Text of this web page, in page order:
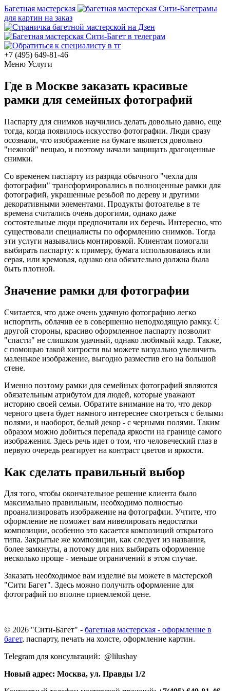
Багетная мастерская
рамы
для картин на заказ
+7 (495) 649-81-46
Меню Услуги
Где в Москве заказать красивые
рамки для семейных фотографий
Паспарту для снимков научились делать довольно давно, еще
тогда, когда появилось искусство фотографии. Люди сразу
осознали, что изображение на бумаге является довольно
"нежной" вещью, и поэтому начали защищать драгоценные
снимки.
Со временем паспарту из разряда обычного "чехла для
фотографии" трансформировались в полноценные рамки для
фотографий, украшенные резьбой по дереву и другими
декоративными элементами. Продукты фотоателье в те
времена считались очень дорогими, однако даже
состоятельные люди предпочитали их беречь. Интересно, что
существовали специалисты по оформлению снимков. Тогда
эти услуги назывались монтировкой. Клиентам помогали
выбирать паспарту: к примеру, бумага использовалась или
серая, или кремовая, однако она обязательно должна была
быть плотной.
Значение рамки для фотографии
Считается, что даже очень удачную фотографию легко
испортить, облачив ее в совершенно неподходящую рамку. С
другой стороны, красиво оформленное паспарту позволит
"спасти" не слишком удачный, однако любимый кадр. Также,
с помощью такой хитрости вы можете визуально увеличить
маленькое изображение, выгодно разместив его на большой
стене.
Именно поэтому рамки для семейных фотографий являются
обязательным атрибутом для людей, которые уважают
историю своей семьи. Обратите внимание на то, что декор
черного цвета будет намного интереснее смотреться с белыми
полями, и наоборот, белый декор - с черными полями. Таким
образом можно добиться перепада яркости на границе самого
изображения. Здесь речь идет о том, что человеческий глаз в
первую очередь реагирует на контраст цветов и яркости.
Как сделать правильный выбор
Для того, чтобы окончательное решение клиента было
максимально правильным, необходимо полностью
проанализировать изображение на фотографии. Учтите, что
оформление не поможет вам нивелировать недостатки
композиции, особенно это касается композиций открытого
типа. Закрытые же композиции, как следует из названия,
более замкнуты, а потому для них выбирать оформление
несколько проще - меньше ограничений в этом случае.
Заказать необходимое вам изделие вы можете в мастерской
"Сити Багет". Здесь можно получить оформление для
фотографий по вполне приемлемой цене.
© 2026 "Сити-Багет" - багетная мастерская - оформление в
багет, паспарту, печать на холсте, оформление картин.
Telegram для консультаций: @lilushay
Новый адрес: Москва, ул. Правды 1/2